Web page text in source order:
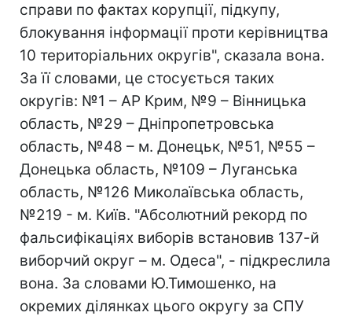
справи по фактах корупції, підкупу,
блокування інформації проти керівництва
10 територіальних округів", сказала вона.
За її словами, це стосується таких
округів: №1 – АР Крим, №9 – Вінницька
область, №29 – Дніпропетровська
область, №48 – м. Донецьк, №51, №55 –
Донецька область, №109 – Луганська
область, №126 Миколаївська область,
№219 - м. Київ. "Абсолютний рекорд по
фальсифікаціях виборів встановив 137-й
виборчий округ – м. Одеса", - підкреслила
вона. За словами Ю.Тимошенко, на
окремих ділянках цього округу за СПУ